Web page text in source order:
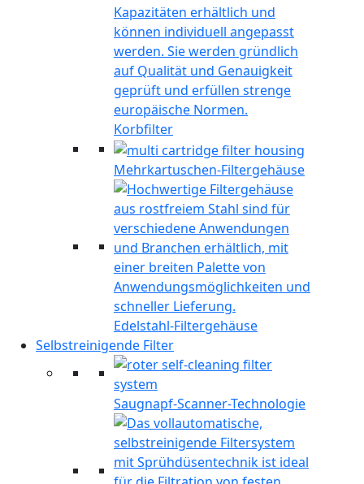
Korbfilter
Mehrkartuschen-Filtergehäuse
Edelstahl-Filtergehäuse
Selbstreinigende Filter
Saugnapf-Scanner-Technologie